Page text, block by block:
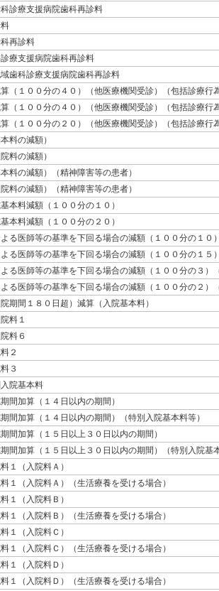
診療支援病院歯科再診料
再診料
療支援病院歯科再診料
歯科診療支援病院歯科再診料
（１００分の４０）（他医療機関受診）（包括診療行
（１００分の４０）（他医療機関受診）（包括診療行
（１００分の２０）（他医療機関受診）（包括診療行
料の減額）
料の減額）
料の減額）（精神障害等の患者）
料の減額）（精神障害等の患者）
本料減額（１００分の１０）
本料減額（１００分の２０）
る医師等の基準を下回る場合の減額（１００分の１０）
る医師等の基準を下回る場合の減額（１００分の１５）
る医師等の基準を下回る場合の減額（１００分の３）
る医師等の基準を下回る場合の減額（１００分の２）
期間１８０日超）減算（入院基本料）
料１
料６
２
３
院基本料
間加算（１４日以内の期間）
間加算（１４日以内の期間）（特別入院基本料等）
間加算（１５日以上３０日以内の期間）
間加算（１５日以上３０日以内の期間）（特別入院基
１（入院料Ａ）
１（入院料Ａ）（生活療養を受ける場合）
１（入院料Ｂ）
１（入院料Ｂ）（生活療養を受ける場合）
１（入院料Ｃ）
１（入院料Ｃ）（生活療養を受ける場合）
１（入院料Ｄ）
１（入院料Ｄ）（生活療養を受ける場合）